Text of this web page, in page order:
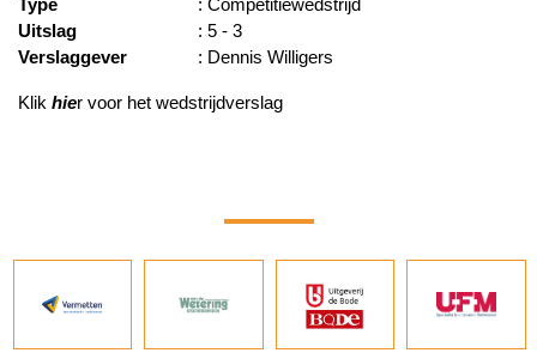
Type
: Competitiewedstrijd
Uitslag
: 5 - 3
Verslaggever
: Dennis Willigers
Klik hier voor het wedstrijdverslag